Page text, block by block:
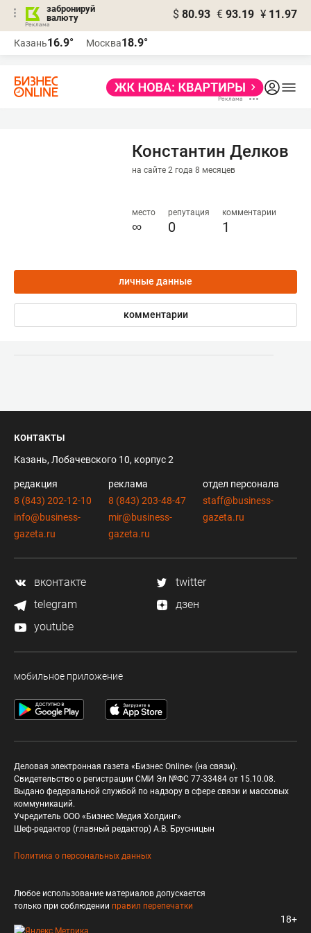
забронируй
валюту
$ 80.93 € 93.19 ¥ 11.97
Казань16.9° Москва18.9°
Константин Делков
на сайте 2 года 8 месяцев
место
∞
репутация
0
комментарии
1
личные данные
комментарии
контакты
Казань, Лобачевского 10, корпус 2
редакция
8 (843) 202-12-10
info@business-
gazeta.ru
реклама
8 (843) 203-48-47
mir@business-
gazeta.ru
отдел персонала
staff@business-
gazeta.ru
вконтакте
twitter
telegram
дзен
youtube
мобильное приложение
Деловая электронная газета «Бизнес Online» (на связи).
Свидетельство о регистрации СМИ Эл №ФС 77-33484 от 15.10.08.
Выдано федеральной службой по надзору в сфере связи и массовых
коммуникаций.
Учредитель ООО «Бизнес Медия Холдинг»
Шеф-редактор (главный редактор) А.В. Брусницын
Политика о персональных данных
Любое использование материалов допускается
только при соблюдении правил перепечатки
18+